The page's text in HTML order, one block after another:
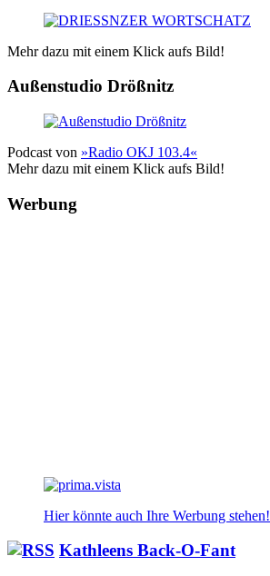
Mehr dazu mit einem Klick aufs Bild!
Außenstudio Drößnitz
Podcast von »Radio OKJ 103.4«
Mehr dazu mit einem Klick aufs Bild!
Werbung
Hier könnte auch Ihre Werbung stehen!
Kathleens Back-O-Fant